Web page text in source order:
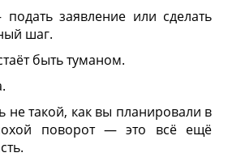
заявление или сделать
шаг.
быть туманом.
не такой, как вы планировали в
поворот — это всё ещё